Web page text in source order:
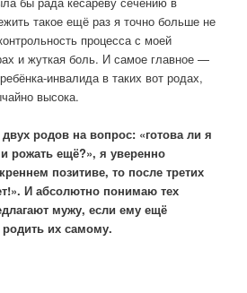
такое ещё раз я точно больше не
процесса с моей
и жуткая боль. И самое главное —
инвалида в таких вот родах,
высока.
родов на вопрос: «готова ли я
рожать ещё?», я уверенно
позитиве, то после третих
И абсолютно понимаю тех
мужу, если ему ещё
родить их самому.